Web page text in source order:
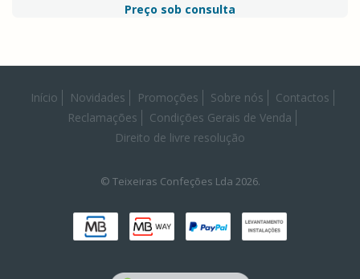
Preço sob consulta
Início Novidades Promoções Sobre nós
Contactos
Reclamações
Condições Gerais de Venda
Direito de livre resolução
© Teixeiras Confeções Lda 2026.